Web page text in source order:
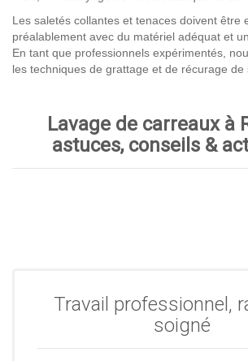
Les saletés collantes et tenaces doivent être
préalablement avec du matériel adéquat et
En tant que professionnels expérimentés,
les techniques de grattage et de récurage de
Lavage de carreaux à
astuces, conseils &
Travail professionnel,
soigné